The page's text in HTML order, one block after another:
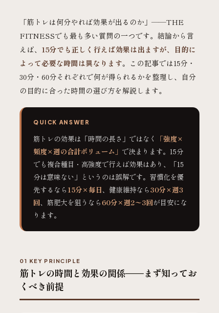
「筋トレは何分やれば効果が出るのか」——THE
FITNESSでも最も多い質問の一つです。結論から言
えば、 15分でも正しく行えば効果は出ますが、目的に
よって必要な時間は異なります。この記事では15分・
30分・60分それぞれで何が得られるかを整理し、自分
の目的に合った時間の選び方を解説します。
QUICK ANSWER
筋トレの効果は「時間の長さ」ではなく
「強度×
頻度×週の合計ボリューム」 で決まります。15分
でも複合種目・高強度で行えば効果はあり、「15
分は意味ない」というのは誤解です。習慣化を優
先するなら 15分×毎日、健康維持なら 30分×週3
回、筋肥大を狙うなら 60分×週2〜3回が目安にな
ります。
01 KEY PRINCIPLE
筋トレの時間と効果の関係——まず知ってお
くべき前提